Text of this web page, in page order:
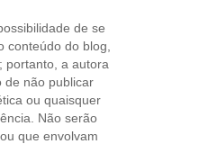
de se
conteúdo do blog,
portanto, a autora
de não publicar
ou quaisquer
Não serão
que envolvam